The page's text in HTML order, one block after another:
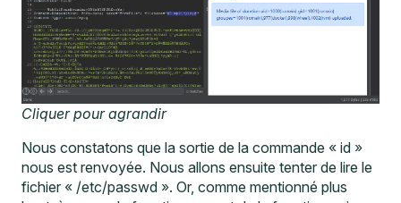
Cliquer pour agrandir
Nous constatons que la sortie de la commande « id »
nous est renvoyée. Nous allons ensuite tenter de lire le
fichier « /etc/passwd ». Or, comme mentionné plus